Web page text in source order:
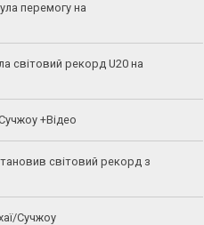
перемогу на
світовий рекорд U20 на
+Відео
світовий рекорд з
Сучжоу